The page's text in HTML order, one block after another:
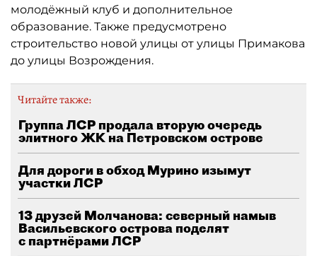
молодёжный клуб и дополнительное
образование. Также предусмотрено
строительство новой улицы от улицы Примакова
до улицы Возрождения.
Читайте также:
Группа ЛСР продала вторую очередь
элитного ЖК на Петровском острове
Для дороги в обход Мурино изымут
участки ЛСР
13 друзей Молчанова: северный намыв
Васильевского острова поделят
с партнёрами ЛСР